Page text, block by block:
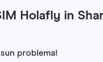
Holafly in
problema!